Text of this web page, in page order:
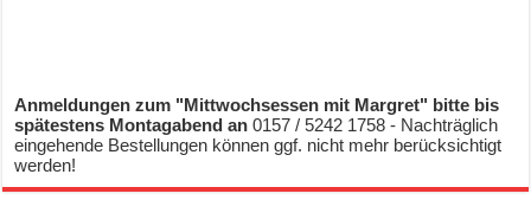
Anmeldungen zum "Mittwochsessen mit Margret" bitte bis
spätestens Montagabend an0157 / 5242 1758 - Nachträglich
eingehende Bestellungen können ggf. nicht mehr berücksichtigt
werden!